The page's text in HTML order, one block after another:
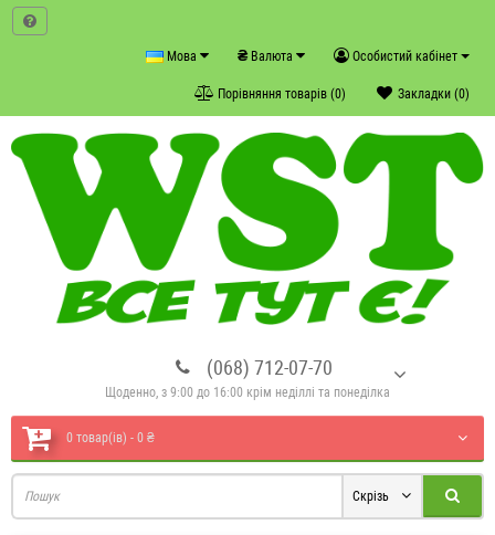
Особистий кабінет
₴ Валюта
Мова
Закладки (0)
Порівняння товарів (0)
(068) 712-07-70
Щоденно, з 9:00 до 16:00 крім неділлі та понеділка
0 товар(ів) - 0 ₴
Скрізь